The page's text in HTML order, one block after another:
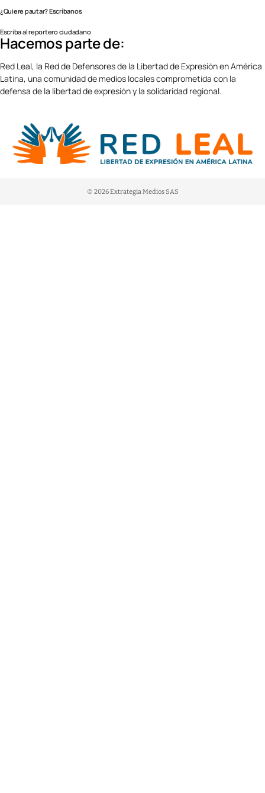
¿Quiere pautar? Escríbanos
Escriba al reportero ciudadano
Hacemos parte de:
Red Leal, la Red de Defensores de la Libertad de Expresión en América
Latina, una comunidad de medios locales comprometida con la
defensa de la libertad de expresión y la solidaridad regional.
© 2026 Extrategia Medios SAS